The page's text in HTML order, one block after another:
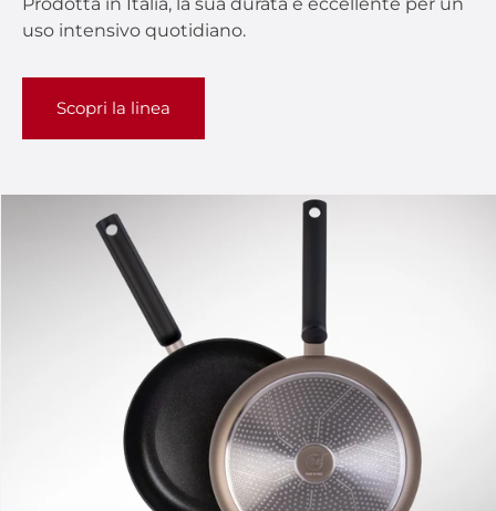
uso intensivo quotidiano.
Scopri la linea